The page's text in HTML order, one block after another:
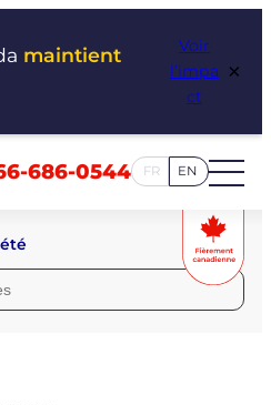
maintient
Voir
l’impa
ct
×
686-0544 FR EN